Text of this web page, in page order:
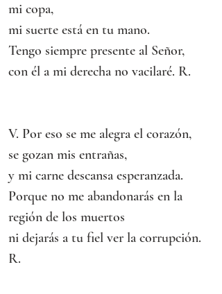
mi copa,
mi suerte está en tu mano.
Tengo siempre presente al Señor,
con él a mi derecha no vacilaré. R.
V. Por eso se me alegra el corazón,
se gozan mis entrañas,
y mi carne descansa esperanzada.
Porque no me abandonarás en la
región de los muertos
ni dejarás a tu fiel ver la corrupción.
R.